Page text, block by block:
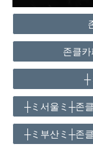
존클
┼
┼ミ서울ミ┼존
┼ミ부산ミ┼존